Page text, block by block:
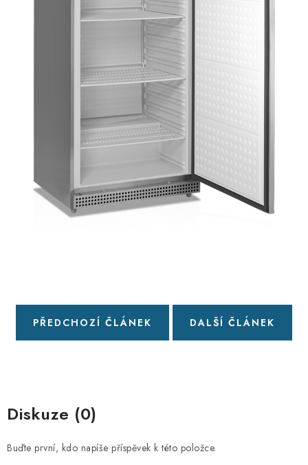
PŘEDCHOZÍ ČLÁNEK DALŠÍ ČLÁNEK
Diskuze (0)
Buďte první, kdo napíše příspěvek k této položce.